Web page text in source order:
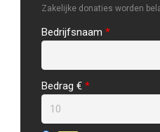
Zakelijke donaties worden
Bedrijfsnaam*
Bedrag €*